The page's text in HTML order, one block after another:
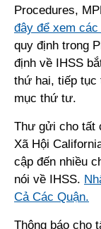
Procedures,
đây để xem
quy định trong
định về IHSS
thứ hai, tiếp tục
mục thứ tư.
Thư gửi cho tất
Xã Hội
cập đến nhiều
nói về IHSS.
Cả Các Quận.
Thông báo cho